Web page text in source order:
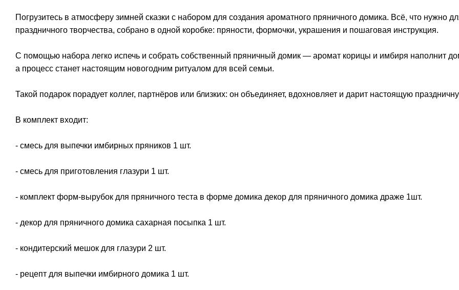
Погрузитесь в атмосферу зимней сказки с набором для создания ароматного пряничного домика. Всё, что нужно
праздничного творчества, собрано в одной коробке: пряности, формочки, украшения и пошаговая инструкция.
С помощью набора легко испечь и собрать собственный пряничный домик — аромат корицы и имбиря наполнит
а процесс станет настоящим новогодним ритуалом для всей семьи.
Такой подарок порадует коллег, партнёров или близких: он объединяет, вдохновляет и дарит настоящую
В комплект входит:
- смесь для выпечки имбирных пряников 1 шт.
- смесь для приготовления глазури 1 шт.
- комплект форм-вырубок для пряничного теста в форме домика декор для пряничного домика драже 1шт.
- декор для пряничного домика сахарная посыпка 1 шт.
- кондитерский мешок для глазури 2 шт.
- рецепт для выпечки имбирного домика 1 шт.